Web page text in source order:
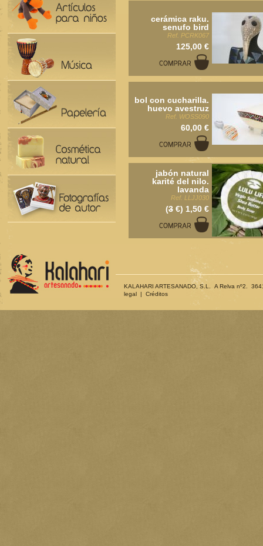
cerámica raku.
senufo bird
Ref. PCRK067
125,00 €
bol con cucharilla.
huevo avestruz
Ref. WOSS090
60,00 €
jabón natural
karité del nilo.
lavanda
Ref. LLJJ030
(3 €) 1,50 €
KALAHARI ARTESANADO, S.L. A Relva nº2.
legal | Créditos